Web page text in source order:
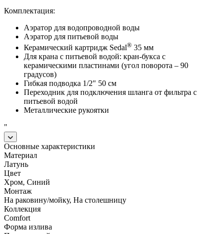
Комплектация:
Аэратор для водопроводной воды
Аэратор для питьевой воды
Керамический картридж Sedal® 35 мм
Для крана с питьевой водой: кран-букса с
керамическими пластинами (угол поворота – 90
градусов)
Гибкая подводка 1/2" 50 см
Переходник для подключения шланга от фильтра с
питьевой водой
Металлические рукоятки
"
Основные характеристики
Материал
Латунь
Цвет
Хром, Синий
Монтаж
На раковину/мойку, На столешницу
Коллекция
Comfort
Форма излива